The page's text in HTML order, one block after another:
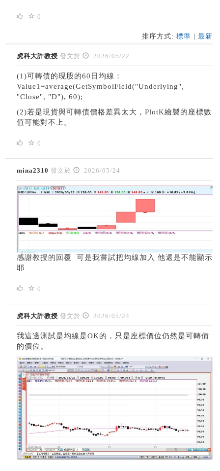
0
排序方式: 標準 最新
虎科大許教授 發文於 2026/05/22
(1)可轉債的現股的60日均線：
Value1=average(GetSymbolField("Underlying",
"Close", "D"), 60);
(2)若是現貨與可轉債價格差異太大，PlotK繪製的座標數
值可能對不上。
0
mina2310 發文於 2026/05/24
感謝教授的回覆 可是我嘗試把均線加入 他還是不能顯示
耶
0
虎科大許教授 發文於 2026/05/24
我這邊測試是均線是OK的，只是座標價位仍然是可轉債
的價位。